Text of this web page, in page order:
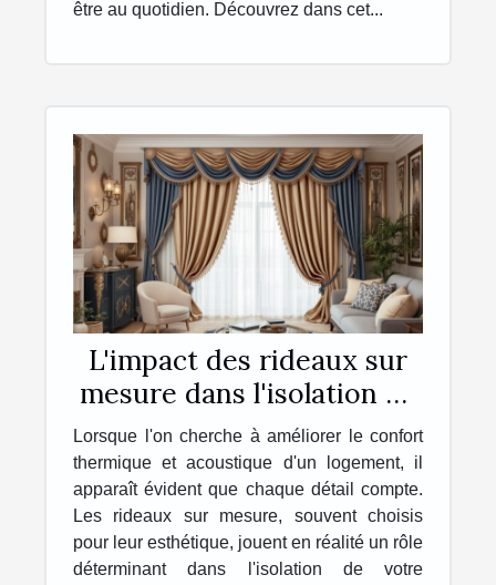
être au quotidien. Découvrez dans cet...
L'impact des rideaux sur
mesure dans l'isolation de
votre intérieur
Lorsque l'on cherche à améliorer le confort
thermique et acoustique d'un logement, il
apparaît évident que chaque détail compte.
Les rideaux sur mesure, souvent choisis
pour leur esthétique, jouent en réalité un rôle
déterminant dans l'isolation de votre